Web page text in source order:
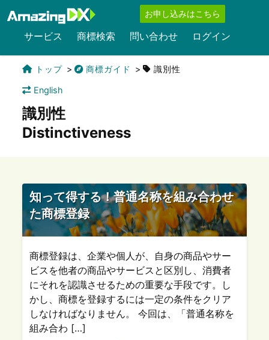
お申し込みはこちら
サービス 商標検索 問い合わせ ログイン
トップ 商標ガイド 識別性
English
識別性
Distinctiveness
知って得する！普通名称を組み合わせ
た商標登録
商標登録は、企業や個人が、自身の商品やサー
ビスを他者の商品やサービスと区別し、消費者
にそれを認識させるための重要な手段です。し
かし、商標を登録するには一定の条件をクリア
しなければなりません。 今回は、「普通名称を
組み合わ […]